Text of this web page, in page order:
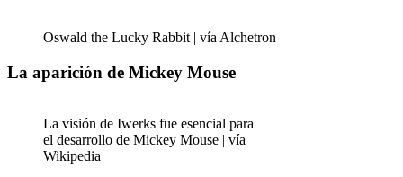
Oswald the Lucky Rabbit | vía Alchetron
La aparición de Mickey Mouse
La visión de Iwerks fue esencial para
el desarrollo de Mickey Mouse | vía
Wikipedia